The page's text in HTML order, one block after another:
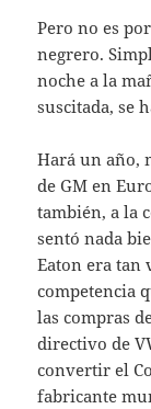
Pero no es
negrero.
noche a la
suscitada, se
Hará un año,
de GM en
también, a la
sentó nada
Ea­ton era
competencia
las compras
directivo de
convertir el
fabricante